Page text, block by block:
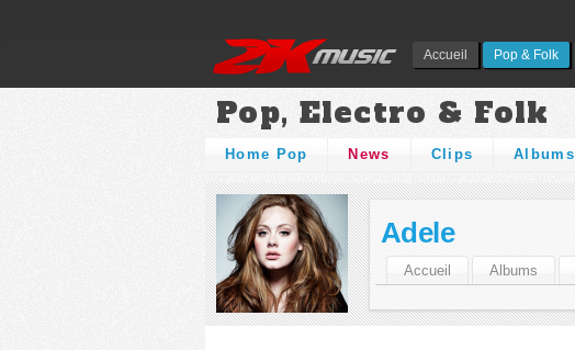
Accueil Pop & Folk
Pop, Electro & Folk
Home Pop News Clips Albums
Adele
Accueil Albums